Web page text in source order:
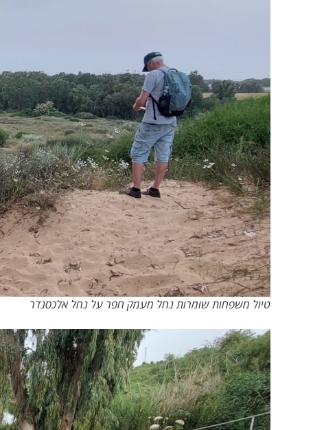
טיול משפחות שומרות נחל מעמק חפר על נחל אלכסנדר